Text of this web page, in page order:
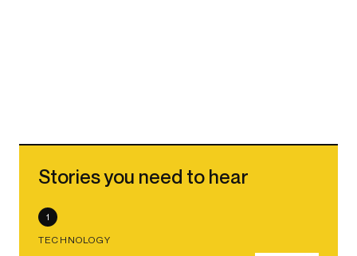
Stories you need to hear
1
TECHNOLOGY